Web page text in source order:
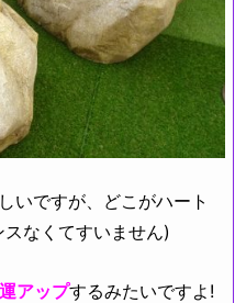
いですが、どこがハート
なくてすいません)
アップするみたいですよ!